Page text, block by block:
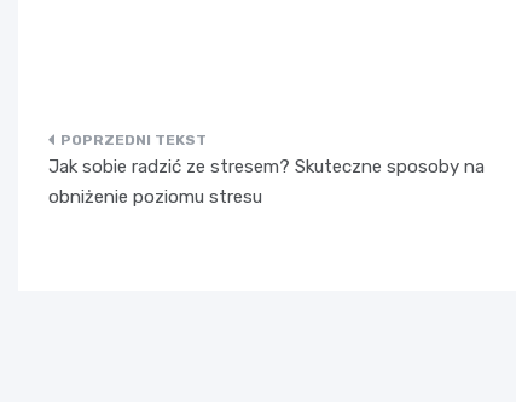
Nawigacja
wpisu
Jak sobie radzić ze stresem? Skuteczne sposoby na
obniżenie poziomu stresu